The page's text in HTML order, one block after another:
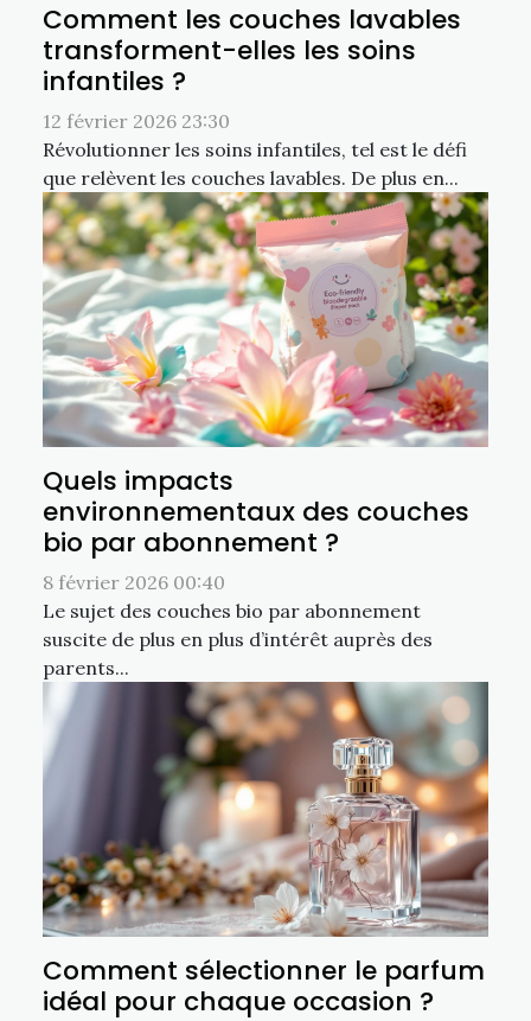
Comment les couches lavables
transforment-elles les soins
infantiles ?
12 février 2026 23:30
Révolutionner les soins infantiles, tel est le défi
que relèvent les couches lavables. De plus en...
Quels impacts
environnementaux des couches
bio par abonnement ?
8 février 2026 00:40
Le sujet des couches bio par abonnement
suscite de plus en plus d’intérêt auprès des
parents...
Comment sélectionner le parfum
idéal pour chaque occasion ?